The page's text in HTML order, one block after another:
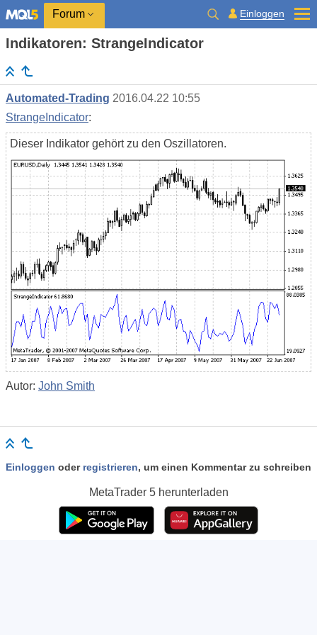
Forum Einloggen
Indikatoren: StrangeIndicator
Automated-Trading 2016.04.22 10:55
StrangeIndicator:
Dieser Indikator gehört zu den Oszillatoren.
Autor: John Smith
Einloggen oder registrieren, um einen Kommentar zu schreiben
MetaTrader 5herunterladen